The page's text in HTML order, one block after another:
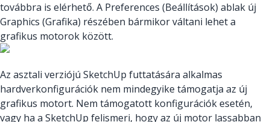
továbbra is elérhető. A Preferences (Beállítások) ablak új
Graphics (Grafika) részében bármikor váltani lehet a
grafikus motorok között.
Az asztali verziójú SketchUp futtatására alkalmas
hardverkonfigurációk nem mindegyike támogatja az új
grafikus motort. Nem támogatott konfigurációk esetén,
vagy ha a SketchUp felismeri, hogy az új motor lassabban